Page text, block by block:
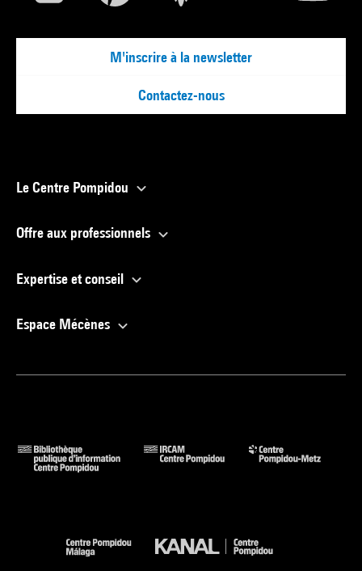
M'inscrire à la newsletter
Contactez-nous
Le Centre Pompidou
Offre aux professionnels
Expertise et conseil
Espace Mécènes